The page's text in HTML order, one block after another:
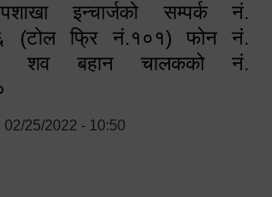
इन्चार्जको सम्पर्क नं.
(टोल फ्रि नं.१०१) फोन नं.
शव बहान चालकको नं.
02/25/2022 - 10:50